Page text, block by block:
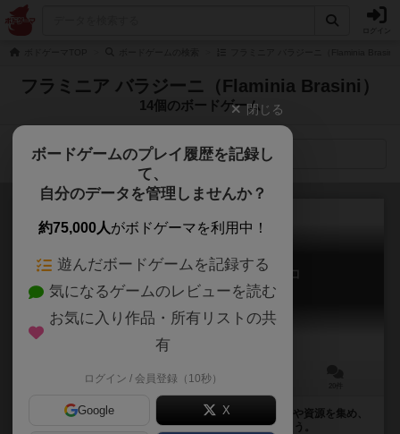
フラミニア バラジーニ（Flaminia Brasini）
14個のボードゲーム
検索メニュー
ロレンツォ・イル・マニーフィコ
Lorenzo il Magnifico
60～120分
フィレンチェの4つの塔にはカードが並んでいる。お金や資源を集め、
信仰や軍事力を高めながら、名声(カード)を集めていこう。
閉じる
ボードゲームのプレイ履歴を記録し
て、
自分のデータを管理しませんか？
約75,000人がボドゲーマを利用中！
遊んだボードゲームを記録する
気になるゲームのレビューを読む
お気に入り作品・所有リストの共
有
ログイン / 会員登録（10秒）
Google X